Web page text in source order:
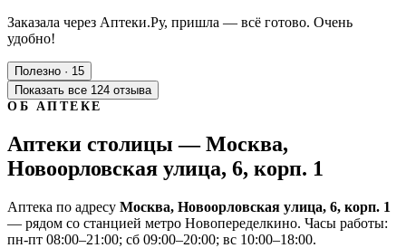
Заказала через Аптеки.Ру, пришла — всё готово. Очень
удобно!
Полезно · 15
Показать все 124 отзыва
ОБ АПТЕКЕ
Аптеки столицы — Москва,
Новоорловская улица, 6, корп. 1
Аптека по адресу Москва, Новоорловская улица, 6, корп. 1
— рядом со станцией метро Новопеределкино. Часы работы:
пн-пт 08:00–21:00; сб 09:00–20:00; вс 10:00–18:00.